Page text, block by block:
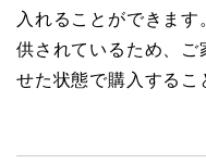
入れることができま
供されているため、ご
せた状態で購入するこ